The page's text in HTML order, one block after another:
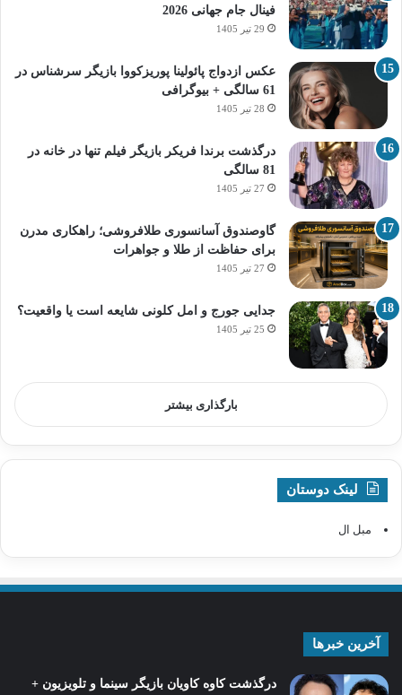
فینال جام جهانی 2026
29 تیر 1405
عکس ازدواج پائولینا پوریزکووا بازیگر سرشناس در
61 سالگی + بیوگرافی
28 تیر 1405
درگذشت برندا فریکر بازیگر فیلم تنها در خانه در
81 سالگی
27 تیر 1405
گاوصندوق آسانسوری طلافروشی؛ راهکاری مدرن
برای حفاظت از طلا و جواهرات
27 تیر 1405
جدایی جورج و امل کلونی شایعه است یا واقعیت؟
25 تیر 1405
بارگذاری بیشتر
لینک دوستان
مبل ال
آخرین خبرها
درگذشت کاوه کاویان بازیگر سینما و تلویزیون +